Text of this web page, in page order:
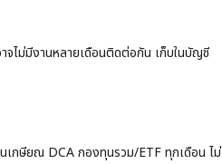
จไม่มีงานหลายเดือนติดต่อกัน เก็บในบัญชี
กษียณ DCA กองทุนรวม/ETF ทุกเดือน ไม่